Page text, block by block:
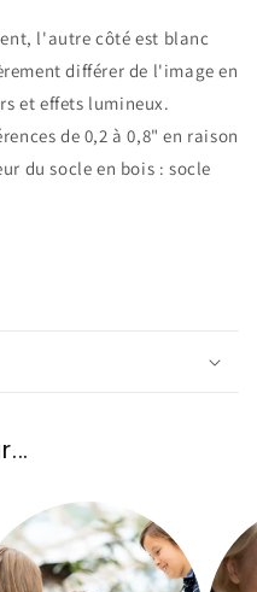
l'autre côté est blanc
différer de l'image en
et effets lumineux.
de 0,2 à 0,8" en raison
du socle en bois : socle